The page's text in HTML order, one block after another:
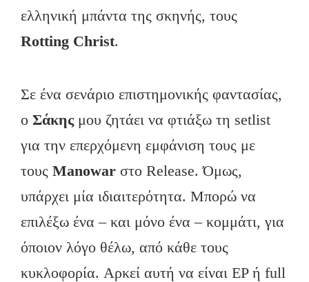
ελληνική μπάντα της σκηνής, τους
Rotting Christ.
Σε ένα σενάριο επιστημονικής φαντασίας,
ο Σάκης μου ζητάει να φτιάξω τη setlist
για την επερχόμενη εμφάνιση τους με
τους Manowar στο Release. Όμως,
υπάρχει μία ιδιαιτερότητα. Mπορώ να
επιλέξω ένα – και μόνο ένα – κομμάτι, για
όποιον λόγο θέλω, από κάθε τους
κυκλοφορία. Aρκεί αυτή να είναι EP ή full